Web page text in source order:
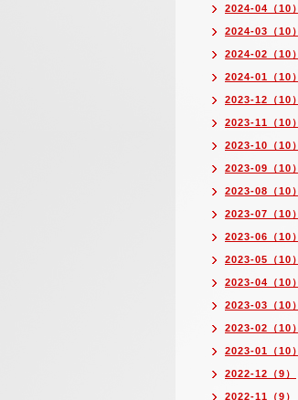
2024-04（10）
2024-03（10）
2024-02（10）
2024-01（10）
2023-12（10）
2023-11（10）
2023-10（10）
2023-09（10）
2023-08（10）
2023-07（10）
2023-06（10）
2023-05（10）
2023-04（10）
2023-03（10）
2023-02（10）
2023-01（10）
2022-12（9）
2022-11（9）